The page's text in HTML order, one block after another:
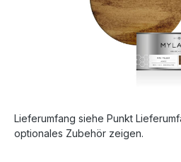
Lieferumfang siehe Punkt
optionales Zubehör zeigen.